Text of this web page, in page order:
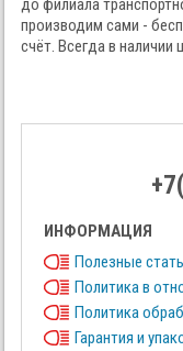
до филиала
производим сами -
счёт. Всегда в наличии
ИНФОРМАЦИЯ
Полезные
Политика в
Политика
Гарантия и